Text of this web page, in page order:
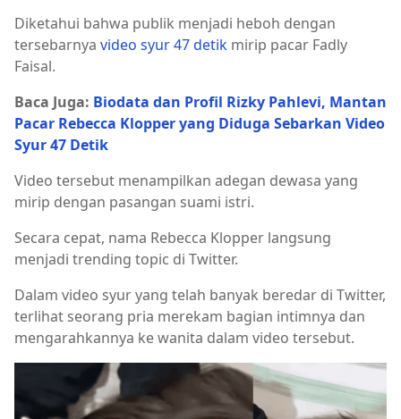
Diketahui bahwa publik menjadi heboh dengan
tersebarnya video syur 47 detik mirip pacar Fadly
Faisal.
Baca Juga: Biodata dan Profil Rizky Pahlevi, Mantan
Pacar Rebecca Klopper yang Diduga Sebarkan Video
Syur 47 Detik
Video tersebut menampilkan adegan dewasa yang
mirip dengan pasangan suami istri.
Secara cepat, nama Rebecca Klopper langsung
menjadi trending topic di Twitter.
Dalam video syur yang telah banyak beredar di Twitter,
terlihat seorang pria merekam bagian intimnya dan
mengarahkannya ke wanita dalam video tersebut.